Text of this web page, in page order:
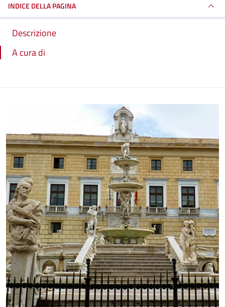
INDICE DELLA PAGINA
Descrizione
A cura di